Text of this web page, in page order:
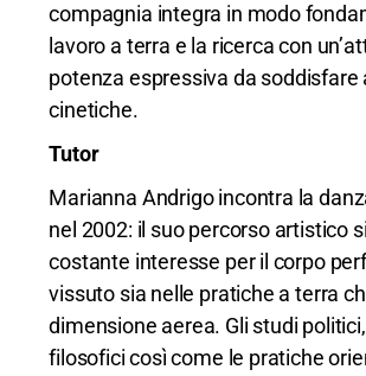
compagnia integra in modo
lavoro a terra e la ricerca con
potenza espressiva da soddisfare
cinetiche.
Tutor
Marianna Andrigo incontra la
nel 2002: il suo percorso artistico
costante interesse per il corpo
vissuto sia nelle pratiche a terra
dimensione aerea. Gli studi
filosofici così come le pratiche